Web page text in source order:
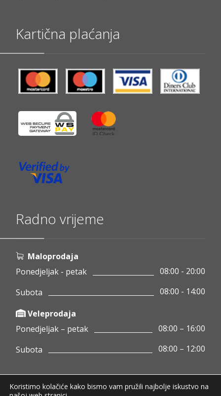
Kartična plaćanja
Radno vrijeme
Maloprodaja
Ponedjeljak - petak
08:00 - 20:00
Subota
08:00 - 14:00
Veleprodaja
Ponedjeljak – petak
08:00 – 16:00
Subota
08:00 – 12:00
Koristimo kolačiće kako bismo vam pružili najbolje iskustvo na